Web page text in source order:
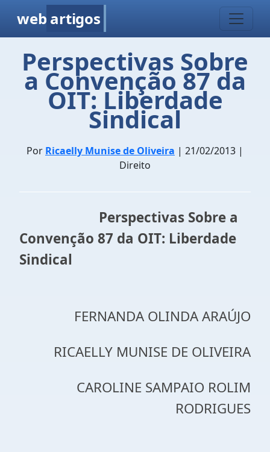
web artigos
Perspectivas Sobre
a Convenção 87 da
OIT: Liberdade
Sindical
Por Ricaelly Munise de Oliveira | 21/02/2013 |
Direito
Perspectivas Sobre a
Convenção 87 da OIT: Liberdade
Sindical
FERNANDA OLINDA ARAÚJO
RICAELLY MUNISE DE OLIVEIRA
CAROLINE SAMPAIO ROLIM
RODRIGUES